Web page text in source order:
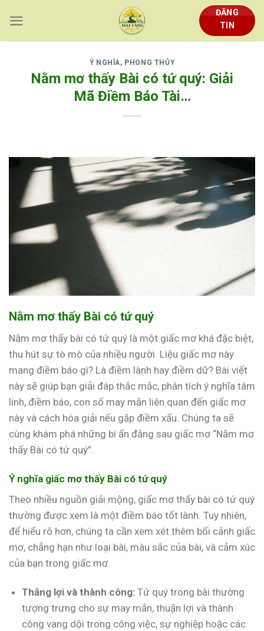
content
ĐĂNG
TIN
Ý NGHĨA, PHONG THỦY
Nằm mơ thấy Bài có tứ quý: Giải
Mã Điềm Báo Tài…
Nằm mơ thấy Bài có tứ quý
Nằm mơ thấy bài có tứ quý là một giấc mơ khá đặc biệt,
thu hút sự tò mò của nhiều người. Liệu giấc mơ này
mang điềm báo gì? Là điềm lành hay điềm dữ? Bài viết
này sẽ giúp bạn giải đáp thắc mắc, phân tích ý nghĩa tâm
linh, điềm báo, con số may mắn liên quan đến giấc mơ
này và cách hóa giải nếu gặp điềm xấu. Chúng ta sẽ
cùng khám phá những bí ẩn đằng sau giấc mơ “Nằm mơ
thấy Bài có tứ quý”.
Ý nghĩa giấc mơ thấy Bài có tứ quý
Theo nhiều nguồn giải mộng, giấc mơ thấy bài có tứ quý
thường được xem là một điềm báo tốt lành. Tuy nhiên,
để hiểu rõ hơn, chúng ta cần xem xét thêm bối cảnh giấc
mơ, chẳng hạn như loại bài, màu sắc của bài, và cảm xúc
của bạn trong giấc mơ.
Thắng lợi và thành công: Tứ quý trong bài thường
tượng trưng cho sự may mắn, thuận lợi và thành
công vang dội trong công việc, sự nghiệp hoặc các